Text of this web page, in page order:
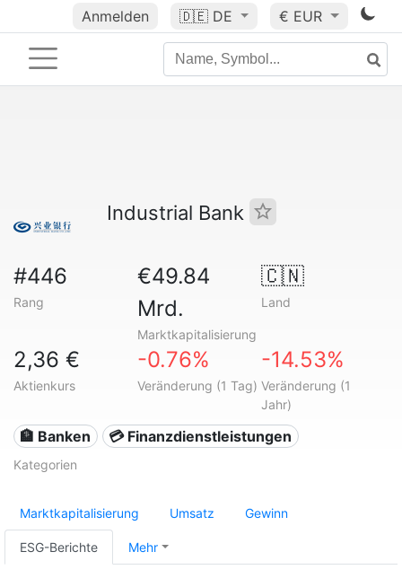
Anmelden 🇩🇪 DE € EUR
Industrial Bank
#446
Rang
€49.84
Mrd.
Marktkapitalisierung
🇨🇳
Land
2,36 €
Aktienkurs
-0.76%
Veränderung (1 Tag)
-14.53%
Veränderung (1
Jahr)
🏦 Banken 💳 Finanzdienstleistungen
Kategorien
Marktkapitalisierung Umsatz Gewinn
ESG-Berichte Mehr